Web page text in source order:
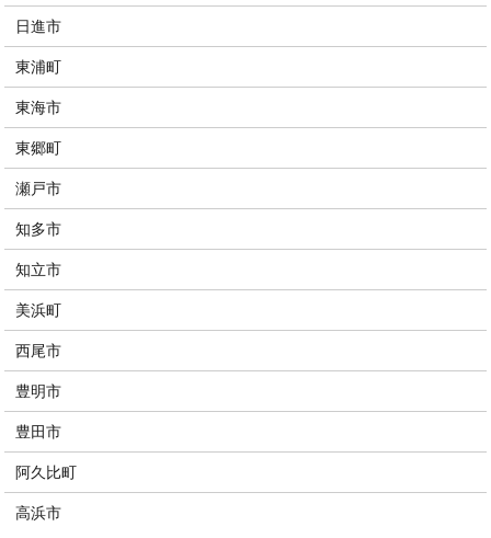
日進市
東浦町
東海市
東郷町
瀬戸市
知多市
知立市
美浜町
西尾市
豊明市
豊田市
阿久比町
高浜市